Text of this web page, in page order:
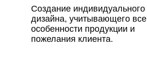
Создание индивидуального
дизайна, учитывающего все
особенности продукции и
пожелания клиента.